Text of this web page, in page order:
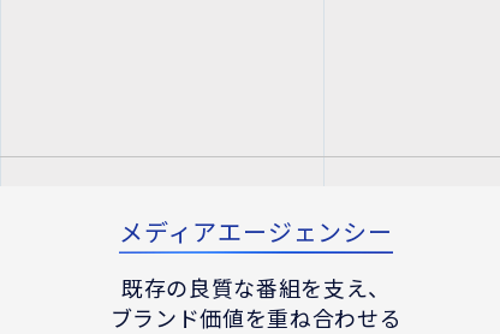
メディアエージェンシー
既存の良質な番組を支え、
ブランド価値を重ね合わせる